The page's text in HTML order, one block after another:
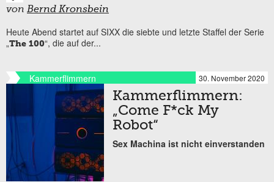
von Bernd Kronsbein
Heute Abend startet auf SIXX die siebte und letzte Staffel der Serie
„The 100“, die auf der...
Kammerflimmern 30. November 2020
Kammerflimmern:
„Come F*ck My
Robot“
Sex Machina ist nicht einverstanden